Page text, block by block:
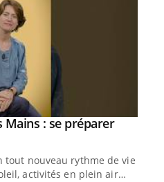
Mains : se préparer
nouveau rythme de vie !
activités en plein air…